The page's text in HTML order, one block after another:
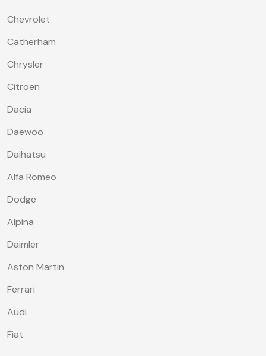
Chevrolet
Catherham
Chrysler
Citroen
Dacia
Daewoo
Daihatsu
Alfa Romeo
Dodge
Alpina
Daimler
Aston Martin
Ferrari
Audi
Fiat